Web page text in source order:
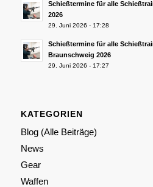
Schießtermine für alle
2026
29. Juni 2026 - 17:28
Schießtermine für alle
Braunschweig 2026
29. Juni 2026 - 17:27
KATEGORIEN
Blog (Alle Beiträge)
News
Gear
Waffen